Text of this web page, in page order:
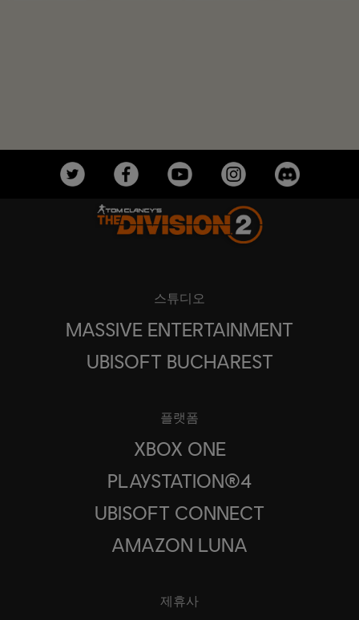
스튜디오
MASSIVE ENTERTAINMENT
UBISOFT BUCHAREST
플랫폼
XBOX ONE
PLAYSTATION®4
UBISOFT CONNECT
AMAZON LUNA
제휴사